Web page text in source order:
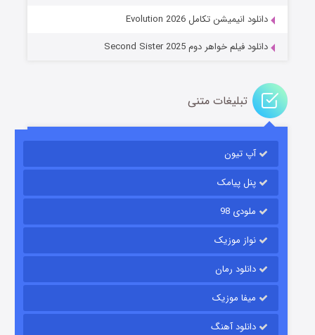
باب اسفنجی فصل ۱۷
قسمت۶ (زیرنویس) منتشر شد
دانلود انیمیشن تکامل Evolution 2026
دانلود فیلم خواهر دوم Second Sister 2025
تبلیغات متنی
آپ تیون
پنل پیامک
ملودی 98
نواز موزیک
دانلود رمان
میفا موزیک
دانلود آهنگ